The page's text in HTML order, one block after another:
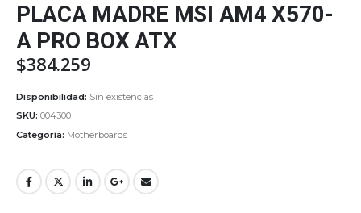
PLACA MADRE MSI AM4 X570-
A PRO BOX ATX
$384.259
Disponibilidad: Sin existencias
SKU: 004300
Categoría: Motherboards